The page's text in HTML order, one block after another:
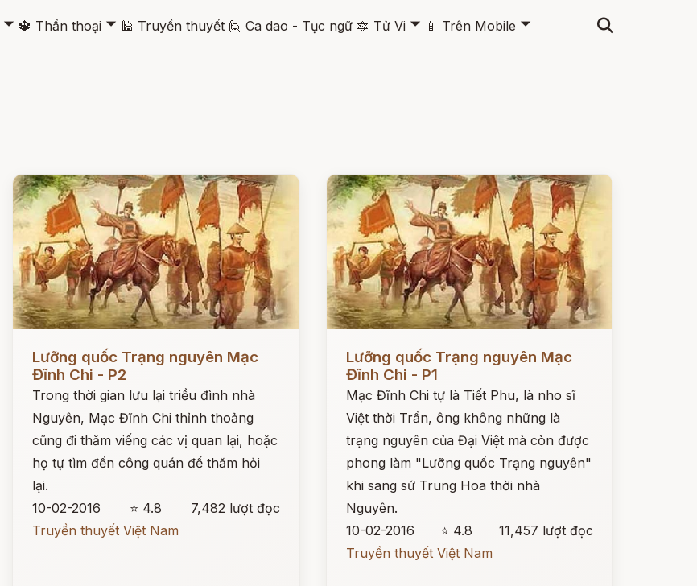
🞃 🔱 Thần thoại 🞃 🕌 Truyền thuyết 🙋 Ca dao - Tục ngữ 🔯 Tử Vi 🞃 📱 Trên Mobile 🞃
Lưỡng quốc Trạng nguyên Mạc
Đĩnh Chi - P2
Trong thời gian lưu lại triều đình nhà
Nguyên, Mạc Đĩnh Chi thỉnh thoảng
cũng đi thăm viếng các vị quan lại, hoặc
họ tự tìm đến công quán để thăm hỏi
lại.
10-02-2016
⭐ 4.8
7,482 lượt đọc
Truyền thuyết Việt Nam
Lưỡng quốc Trạng nguyên Mạc
Đĩnh Chi - P1
Mạc Đĩnh Chi tự là Tiết Phu, là nho sĩ
Việt thời Trần, ông không những là
trạng nguyên của Đại Việt mà còn được
phong làm "Lưỡng quốc Trạng nguyên"
khi sang sứ Trung Hoa thời nhà
Nguyên.
10-02-2016
⭐ 4.8
11,457 lượt đọc
Truyền thuyết Việt Nam